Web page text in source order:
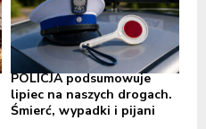
POLICJA podsumowuje
lipiec na naszych drogach.
Śmierć, wypadki i pijani